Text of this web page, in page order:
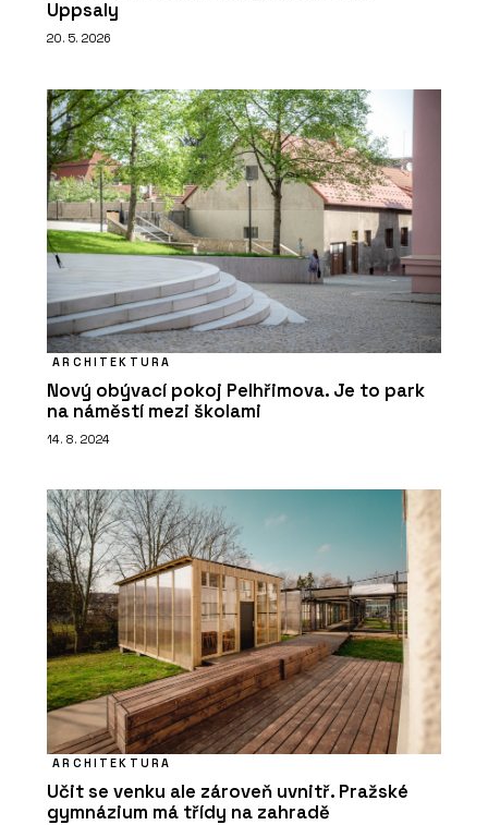
Uppsaly
20. 5. 2026
ARCHITEKTURA
Nový obývací pokoj Pelhřimova. Je to park
na náměstí mezi školami
14. 8. 2024
ARCHITEKTURA
Učit se venku ale zároveň uvnitř. Pražské
gymnázium má třídy na zahradě